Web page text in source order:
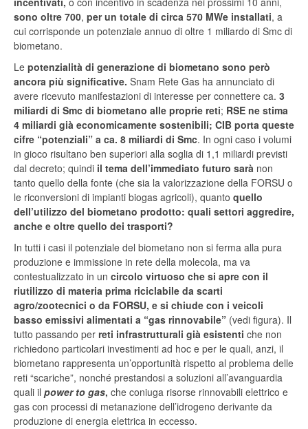
sono oltre 700, per un totale di circa 570 MWe installati, a
cui corrisponde un potenziale annuo di oltre 1 miliardo di Smc di
biometano.
Le potenzialità di generazione di biometano sono però
ancora più significative. Snam Rete Gas ha annunciato di
avere ricevuto manifestazioni di interesse per connettere ca. 3
miliardi di Smc di biometano alle proprie reti; RSE ne stima
4 miliardi già economicamente sostenibili; CIB porta queste
cifre “potenziali” a ca. 8 miliardi di Smc. In ogni caso i volumi
in gioco risultano ben superiori alla soglia di 1,1 miliardi previsti
dal decreto; quindi il tema dell’immediato futuro sarà non
tanto quello della fonte (che sia la valorizzazione della FORSU o
le riconversioni di impianti biogas agricoli), quanto quello
dell’utilizzo del biometano prodotto: quali settori aggredire,
anche e oltre quello dei trasporti?
In tutti i casi il potenziale del biometano non si ferma alla pura
produzione e immissione in rete della molecola, ma va
contestualizzato in un circolo virtuoso che si apre con il
riutilizzo di materia prima riciclabile da scarti
agro/zootecnici o da FORSU, e si chiude con i veicoli
basso emissivi alimentati a “gas rinnovabile” (vedi figura). Il
tutto passando per reti infrastrutturali già esistenti che non
richiedono particolari investimenti ad hoc e per le quali, anzi, il
biometano rappresenta un’opportunità rispetto al problema delle
reti “scariche”, nonché prestandosi a soluzioni all’avanguardia
quali il power to gas, che coniuga risorse rinnovabili elettrico e
gas con processi di metanazione dell’idrogeno derivante da
produzione di energia elettrica in eccesso.